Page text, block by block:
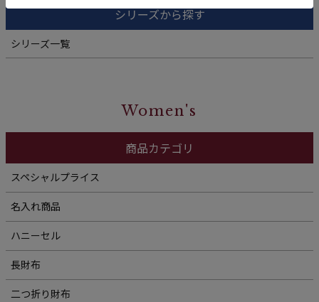
シリーズから探す
シリーズ一覧
Women's
商品カテゴリ
スペシャルプライス
名入れ商品
ハニーセル
長財布
二つ折り財布